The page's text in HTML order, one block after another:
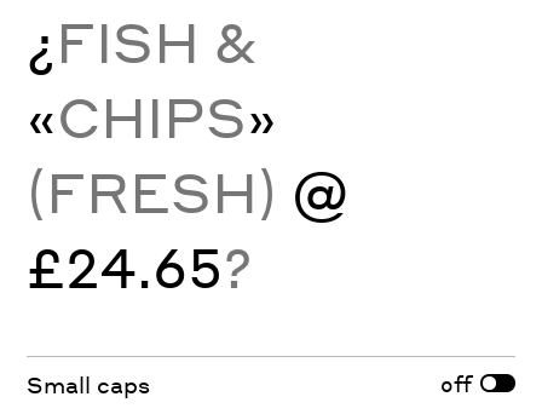
¿FISH &
«CHIPS»
(FRESH) @
£24.65?
Small caps off